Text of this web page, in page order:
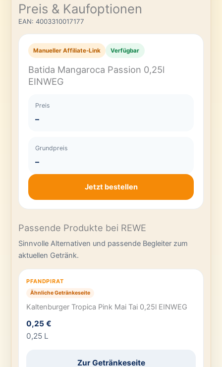
Preis & Kaufoptionen
EAN: 4003310017177
Manueller Affiliate-Link Verfügbar
Batida Mangaroca Passion 0,25l
EINWEG
Preis
–
Grundpreis
–
Jetzt bestellen
Passende Produkte bei REWE
Sinnvolle Alternativen und passende Begleiter zum
aktuellen Getränk.
PFANDPIRAT
Ähnliche Getränkeseite
Kaltenburger Tropica Pink Mai Tai 0,25l EINWEG
0,25 €
0,25 L
Zur Getränkeseite